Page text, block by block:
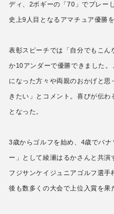
ディ、2ボギーの「70」でプレー
史上9人目となるアマチュア優勝
表彰スピーチでは「自分でもこん
か10アンダーで優勝できました
になった方々や両親のおかげと
きたい」とコメント。喜びが伝
となった。
3歳からゴルフを始め、4歳でパ
ー」として綾瀬はるかさんと共演
フジサンケイジュニアゴルフ選
後も数多くの大会で上位入賞を果